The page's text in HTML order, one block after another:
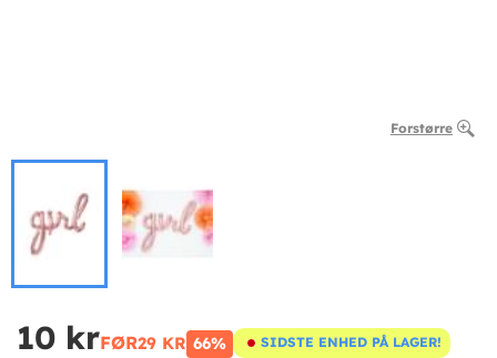
Forstørre
10 krFØR29 KR 66% SIDSTE ENHED PÅ LAGER!